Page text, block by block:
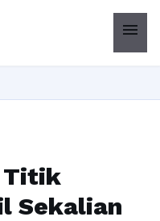
menu
Titik
Sekalian